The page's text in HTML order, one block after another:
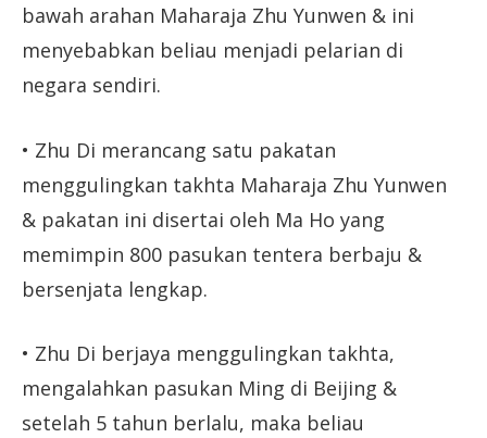
bawah arahan Maharaja Zhu Yunwen & ini
menyebabkan beliau menjadi pelarian di
negara sendiri.
• Zhu Di merancang satu pakatan
menggulingkan takhta Maharaja Zhu Yunwen
& pakatan ini disertai oleh Ma Ho yang
memimpin 800 pasukan tentera berbaju &
bersenjata lengkap.
• Zhu Di berjaya menggulingkan takhta,
mengalahkan pasukan Ming di Beijing &
setelah 5 tahun berlalu, maka beliau